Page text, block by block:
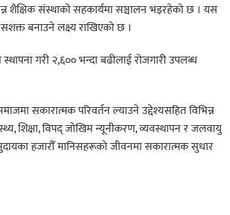
शैक्षिक संस्थाको सहकार्यमा सञ्चालन भइरहेको छ । यस
सशक्त बनाउने लक्ष्य राखिएको छ ।
गरी २,६०० भन्दा बढीलाई रोजगारी उपलब्ध
सकारात्मक परिवर्तन ल्याउने उद्देश्यसहित विभिन्न
शिक्षा, विपद् जोखिम न्यूनीकरण, व्यवस्थापन र जलवायु
हजारौँ मानिसहरूको जीवनमा सकारात्मक सुधार